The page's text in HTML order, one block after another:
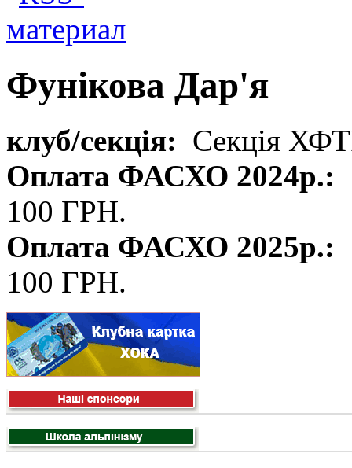
Фунікова Дар'я
клуб/секція: Секція
Оплата ФАСХО 2024р.:
100 ГРН.
Оплата ФАСХО 2025р.:
100 ГРН.